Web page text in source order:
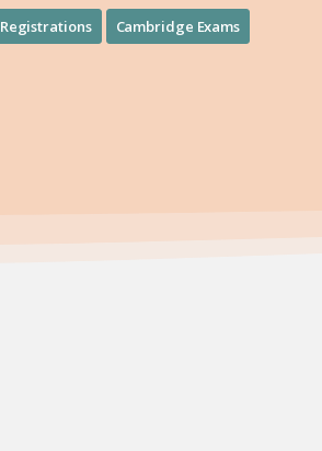
Registrations Cambridge Exams